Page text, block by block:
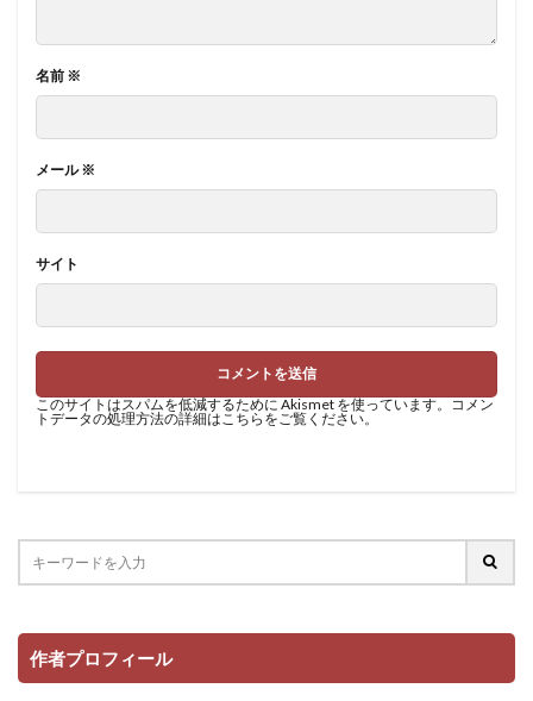
名前 ※
メール※
サイト
このサイトはスパムを低減するために Akismet を使っています。 コメン
トデータの処理方法の詳細はこちらをご覧ください。
作者プロフィール